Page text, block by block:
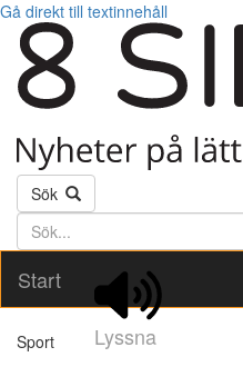
Gå direkt till textinnehåll
Sök
Söktext
Start
Lyssna
Sport